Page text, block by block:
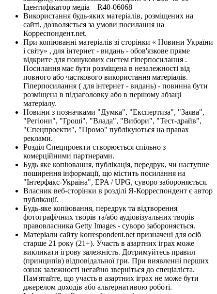
Ідентифікатор медіа – R40-06068
Використання будь-яких матеріалів, розміщених на
сайті, дозволяється за умови посилання на
Корреспондент.net.
При копіюванні матеріалів зі сторінки « Новини України
і світу» , для інтернет - видань - обов'язкове пряме
відкрите для пошукових систем гіперпосилання .
Посилання має бути розміщена в незалежності від
повного або часткового використання матеріалів.
Гіперпосилання ( для інтернет - видань) - повинна бути
розміщена в підзаголовку або в першому абзаці
матеріалу.
Новини з позначками "Думка", "Експертиза", "Заява",
"Регіони", "Гроші", "Влада", "Вибори", "Тест-драйв",
"Спецпроекти", "Промо" публікуються на правах
реклами.
Розділ Спецпроекти створюється спільно з
комерційними партнерами.
Будь яке копіювання, публікація, передрук, чи наступне
поширення інформації, що містить посилання на
"Інтерфакс-Україна", EPA / UPG, суворо забороняється.
Власник веб-сторінки в розділі Я-Корреспондент є автор
публікації.
Будь-яке копіювання, передрук та відтворення
фотографічних творів та/або аудіовізуальних творів
правовласника Getty Images - суворо забороняється.
Матеріали сайту korrespondent.net призначені для осіб
старше 21 року (21+). Участь в азартних іграх може
викликати ігрову залежність. Дотримуйтесь правил
(принципів) відповідальної гри. При виявленні перших
ознак залежності негайно зверніться до спеціаліста.
Пам'ятайте, що участь в азартних іграх не може бути
джерелом доходів або альтернативою роботі.